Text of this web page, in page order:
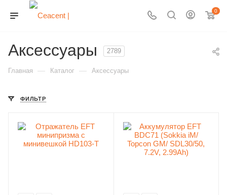
0
Аксессуары 2789
Главная — Каталог — Аксессуары
ФИЛЬТР